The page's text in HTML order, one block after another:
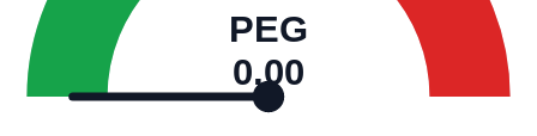
PEG
0,00